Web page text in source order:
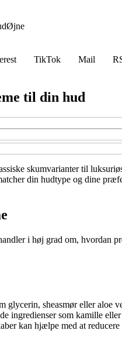
Øjne
TikTok Mail
til din hud
skumvarianter til
din hudtype og dine
i høj grad om, hvordan
glycerin, sheasmør eller aloe
ingredienser som kamille
kan hjælpe med at